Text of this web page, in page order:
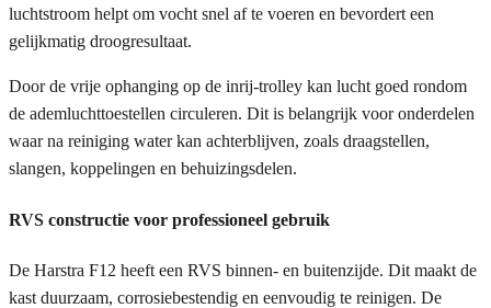
luchtstroom helpt om vocht snel af te voeren en bevordert een
gelijkmatig droogresultaat.
Door de vrije ophanging op de inrij-trolley kan lucht goed rondom
de ademluchttoestellen circuleren. Dit is belangrijk voor onderdelen
waar na reiniging water kan achterblijven, zoals draagstellen,
slangen, koppelingen en behuizingsdelen.
RVS constructie voor professioneel gebruik
De Harstra F12 heeft een RVS binnen- en buitenzijde. Dit maakt de
kast duurzaam, corrosiebestendig en eenvoudig te reinigen. De